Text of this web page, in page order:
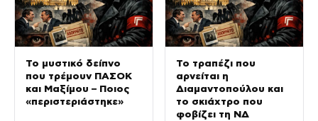
Το μυστικό δείπνο
που τρέμουν ΠΑΣΟΚ
και Μαξίμου – Ποιος
«περιστεριάστηκε»
Το τραπέζι που
αρνείται η
Διαμαντοπούλου και
το σκιάχτρο που
φοβίζει τη ΝΔ